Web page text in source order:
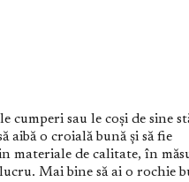
cumperi sau le coși de sine
aibă o croială bună și să fie
materiale de calitate, în
Mai bine să ai o rochie